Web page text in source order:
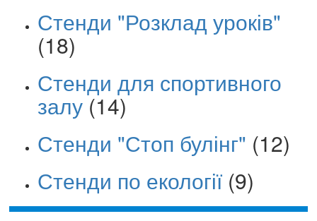
Стенди "Розклад уроків"
(18)
Стенди для спортивного
залу(14)
Стенди "Стоп булінг" (12)
Стенди по екології (9)